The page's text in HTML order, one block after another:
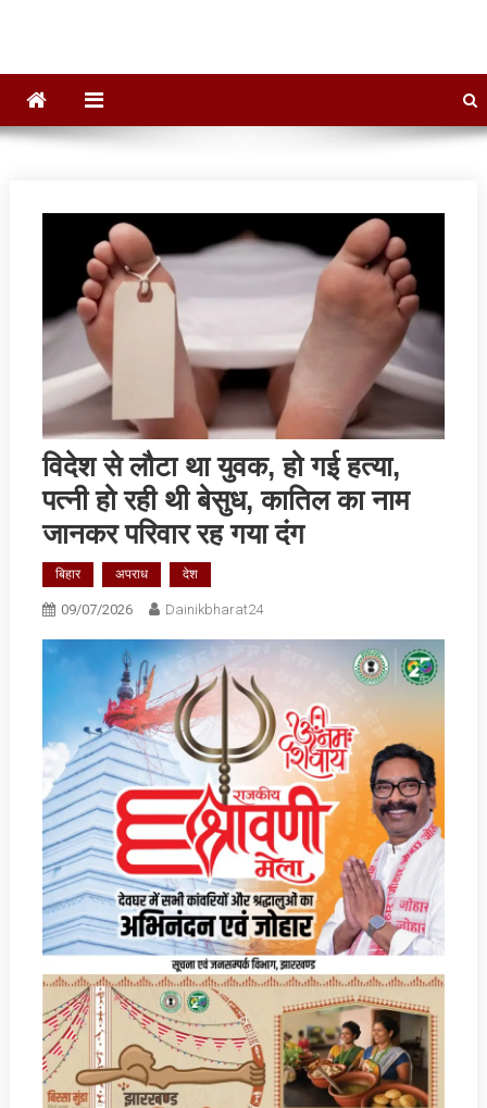
विदेश से लौटा था युवक, हो गई हत्‍या,
पत्‍नी हो रही थी बेसुध, कातिल का नाम
जानकर परिवार रह गया दंग
बिहार अपराध देश
09/07/2026 Dainikbharat24